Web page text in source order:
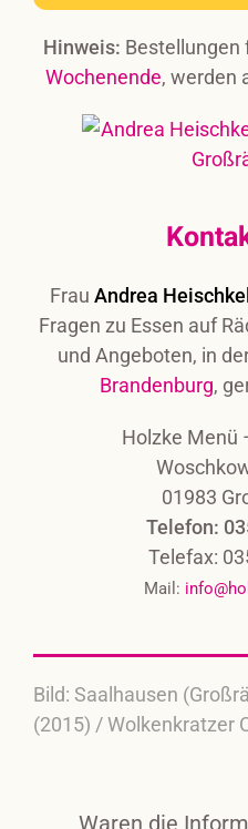
Hinweis: Bestellungen
Wochenende, werden
Frau Andrea Heischkel
Fragen zu Essen auf
und Angeboten, in
Brandenburg,
Holzke Menü
01983
Telefon:
Telefax:
Mail:
Bild: Saalhausen
(2015) / Wolkenkratzer
Waren die